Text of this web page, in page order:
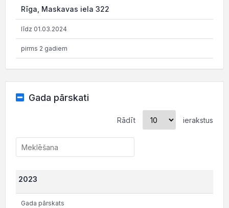
Rīga, Maskavas iela 322
līdz 01.03.2024
pirms 2 gadiem
Gada pārskati
Rādīt ierakstus
2023
Gada pārskats